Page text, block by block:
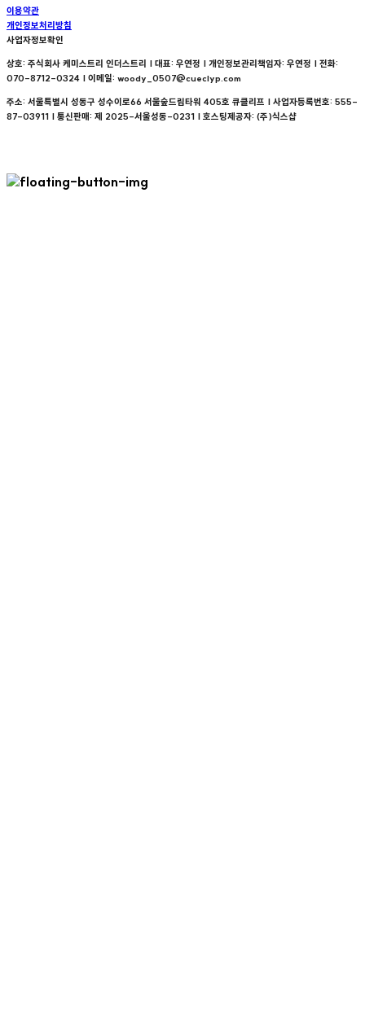
이용약관
개인정보처리방침
사업자정보확인
상호: 주식회사 케미스트리 인더스트리 | 대표: 우연정 | 개인정보관리책임자: 우연정 | 전화:
070-8712-0324 | 이메일: woody_0507@cueclyp.com
주소: 서울특별시 성동구 성수이로66 서울숲드림타워 405호 큐클리프 | 사업자등록번호: 555-
87-03911 | 통신판매: 제 2025-서울성동-0231 | 호스팅제공자: (주)식스샵